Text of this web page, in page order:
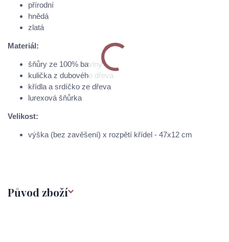
přírodní
hnědá
zlatá
Materiál:
šňůry ze 100% bavlny
kulička z dubového dřeva
křídla a srdíčko ze dřeva
lurexová šňůrka
Velikost:
výška (bez zavěšení) x rozpětí křídel - 47x12 cm
Původ zboží